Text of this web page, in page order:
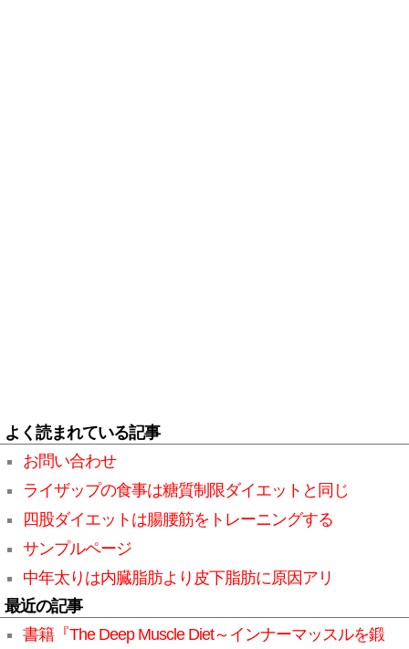
よく読まれている記事
お問い合わせ
ライザップの食事は糖質制限ダイエットと同じ
四股ダイエットは腸腰筋をトレーニングする
サンプルページ
中年太りは内臓脂肪より皮下脂肪に原因アリ
最近の記事
書籍『The Deep Muscle Diet～インナーマッスルを鍛